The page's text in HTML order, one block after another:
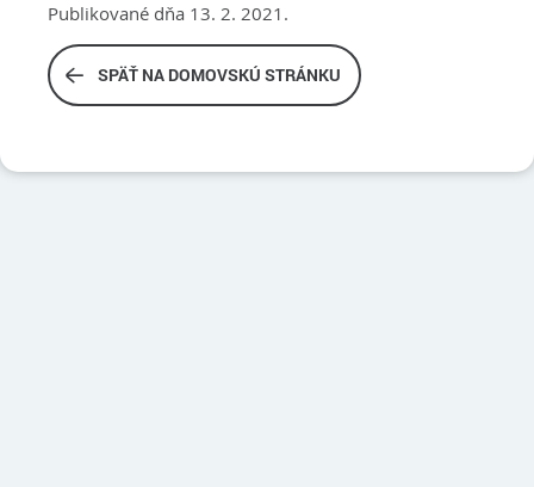
Publikované dňa 13. 2. 2021.
SPÄŤ NA DOMOVSKÚ STRÁNKU